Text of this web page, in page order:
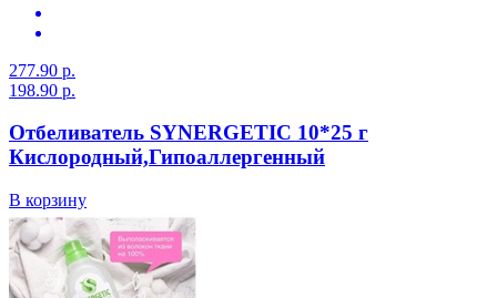
277.90 р.
198.90 р.
Отбеливатель SYNERGETIC 10*25 г
Кислородный,Гипоаллергенный
В корзину